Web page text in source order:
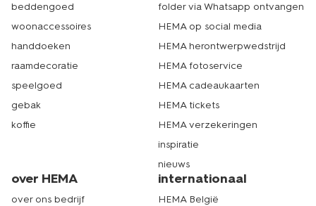
beddengoed
woonaccessoires
handdoeken
raamdecoratie
speelgoed
gebak
koffie
folder via Whatsapp ontvangen
HEMA op social media
HEMA herontwerpwedstrijd
HEMA fotoservice
HEMA cadeaukaarten
HEMA tickets
HEMA verzekeringen
inspiratie
nieuws
over HEMA
over ons bedrijf
internationaal
HEMA België